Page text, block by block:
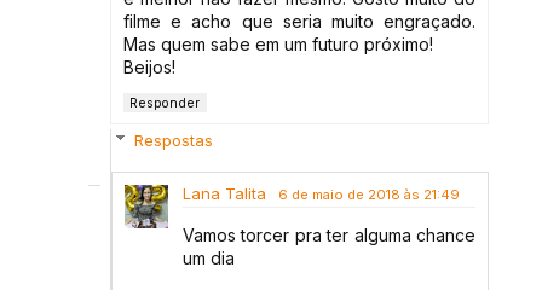
filme e acho que seria muito engraçado.
Mas quem sabe em um futuro próximo!
Beijos!
Responder
Respostas
Lana Talita 6 de maio de 2018 às 21:49
Vamos torcer pra ter alguma chance
um dia